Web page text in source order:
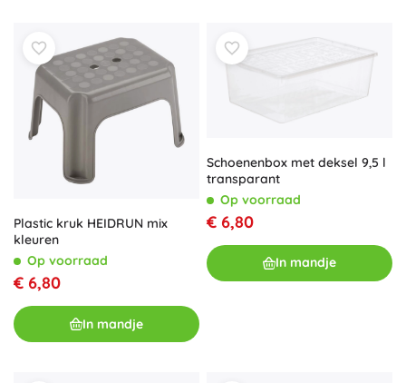
Plastic kruk HEIDRUN mix
kleuren
Op voorraad
€ 6,80
In mandje
Schoenenbox met deksel 9,5 l
transparant
Op voorraad
€ 6,80
In mandje